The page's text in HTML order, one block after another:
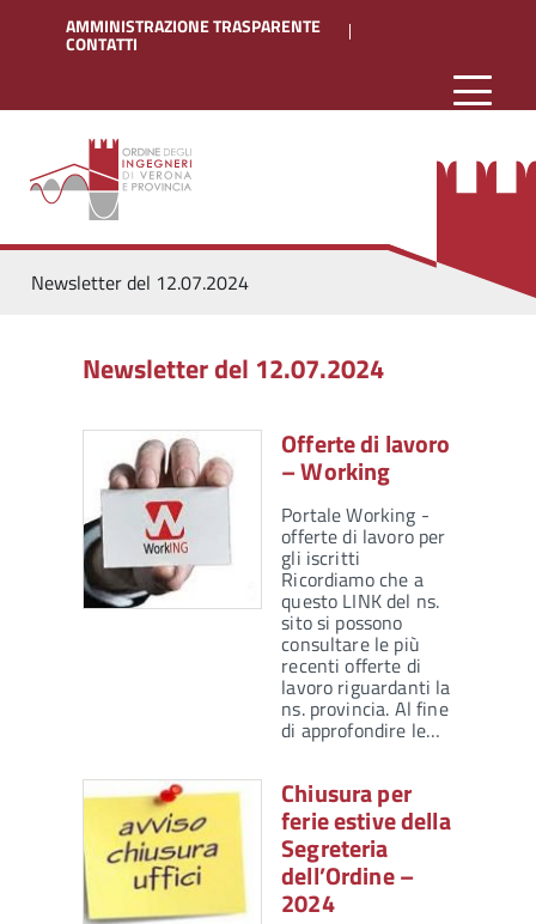
AMMINISTRAZIONE TRASPARENTE
CONTATTI
Newsletter del 12.07.2024
Newsletter del 12.07.2024
Offerte di lavoro
– Working
Portale Working -
offerte di lavoro per
gli iscritti
Ricordiamo che a
questo LINK del ns.
sito si possono
consultare le più
recenti offerte di
lavoro riguardanti la
ns. provincia. Al fine
di approfondire le…
Chiusura per
ferie estive della
Segreteria
dell’Ordine –
2024